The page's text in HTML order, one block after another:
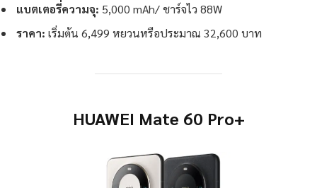
แบตเตอรี่ความจุ: 5,000 mAh/ ชาร์จไว 88W
ราคา: เริ่มต้น 6,499 หยวนหรือประมาณ 32,600 บาท
HUAWEI Mate 60 Pro+